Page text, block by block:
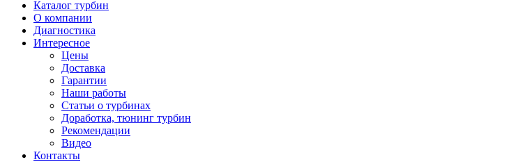
Каталог турбин
О компании
Диагностика
Интересное
Цены
Доставка
Гарантии
Наши работы
Статьи о турбинах
Доработка, тюнинг турбин
Рекомендации
Видео
Контакты